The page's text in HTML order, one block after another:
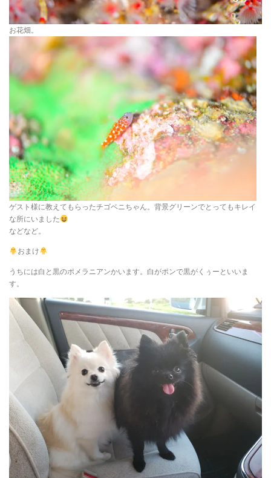
お花畑。
ゲスト様に教えてもらったチゴベニちゃん。背景グリーンでとってもキレイ
な所にいました
などなど。
おまけ
うちには白と黒のポメラニアンかいます。白がポンで黒がくぅーといいま
す。